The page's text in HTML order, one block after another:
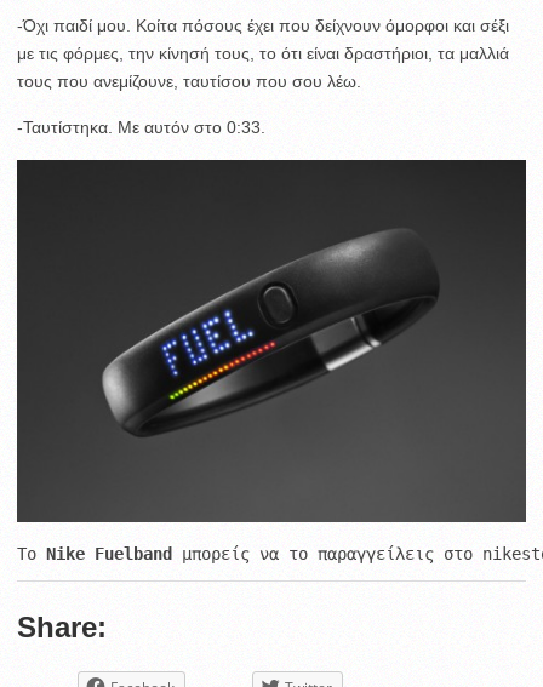
-Όχι παιδί μου. Κοίτα πόσους έχει που δείχνουν όμορφοι και σέξι
με τις φόρμες, την κίνησή τους, το ότι είναι δραστήριοι, τα μαλλιά
τους που ανεμίζουνε, ταυτίσου που σου λέω.
-Ταυτίστηκα. Με αυτόν στο 0:33.
Το Nike Fuelband μπορείς να το παραγγείλεις στο
Share: